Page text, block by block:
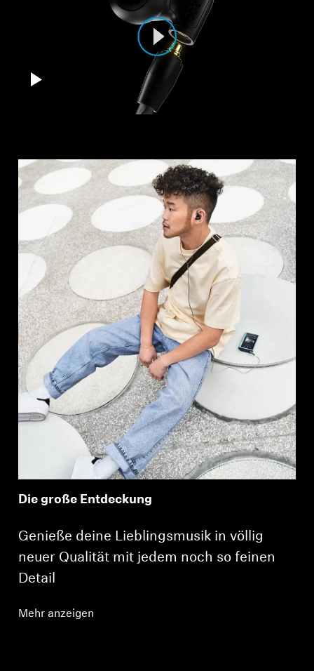
Die große Entdeckung
Genieße deine Lieblingsmusik in völlig
neuer Qualität mit jedem noch so feinen
Detail
Mehr anzeigen